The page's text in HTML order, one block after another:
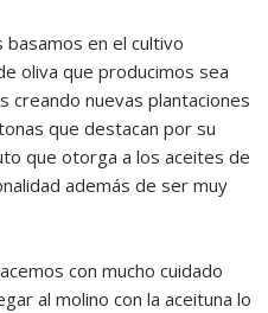
en el cultivo
oliva que producimos sea
creando nuevas plantaciones
que destacan por su
que otorga a los aceites de
además de ser muy
con mucho cuidado
al molino con la aceituna lo